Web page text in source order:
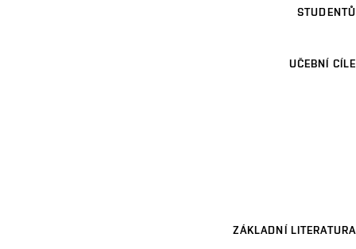
STUDENTŮ
UČEBNÍ CÍLE
ZÁKLADNÍ LITERATURA